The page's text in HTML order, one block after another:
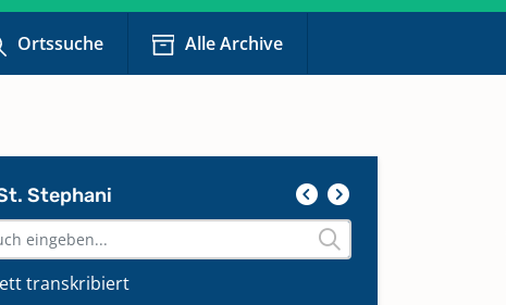
Ortssuche Alle Archive
Stephani
transkribiert
1729-1800
1803-1807
1812-1819
1820-1826